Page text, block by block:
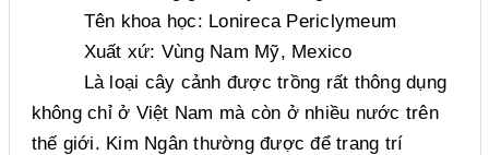
Tên khoa học: Lonireca Periclymeum
Xuất xứ: Vùng Nam Mỹ, Mexico
Là loại cây cảnh được trồng rất thông dụng
không chỉ ở Việt Nam mà còn ở nhiều nước trên
thế giới. Kim Ngân thường được để trang trí